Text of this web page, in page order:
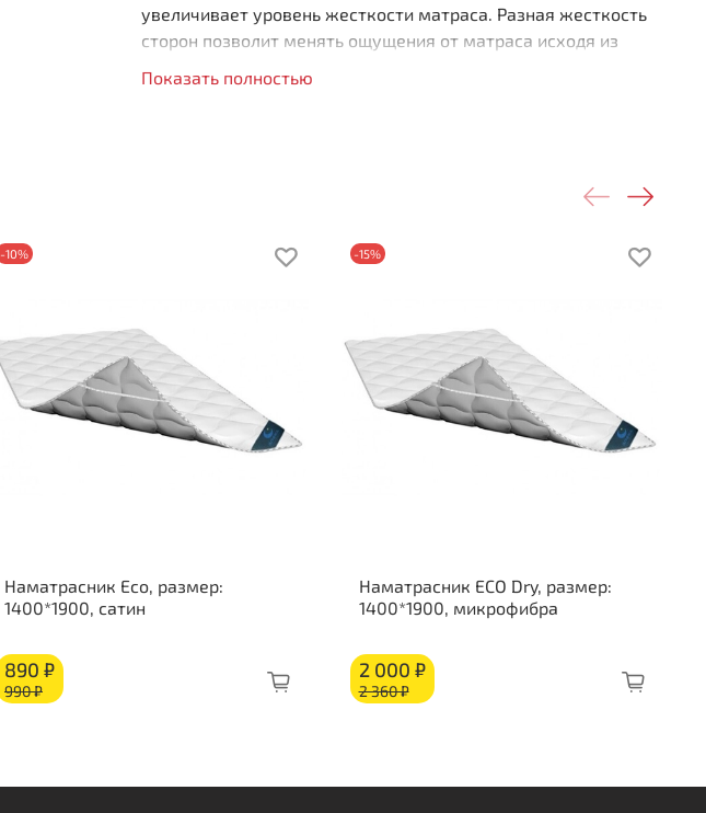
увеличивает уровень жесткости матраса. Разная жесткость
сторон позволит менять ощущения от матраса исходя из
Улучшенная поддержка
Высота 270 мм
Жесткость стороны 2: средняя
Состав по слоям:
Пена с эффектом памяти «Memory Foam»: 40 мм
Короб из ППУ
Показать полностью
-10%
Наматрасник Eco, размер:
1400*1900, сатин
890 ₽
990 ₽
-15%
Наматрасник ECO Dry, размер:
1400*1900, микрофибра
2 000 ₽
2 360 ₽